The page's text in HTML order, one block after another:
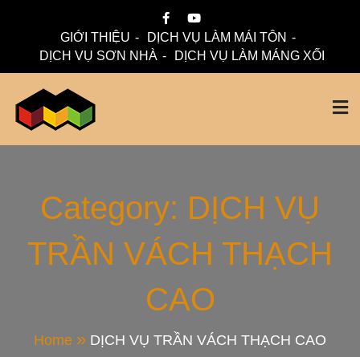
GIỚI THIỆU
DỊCH VỤ LÀM MÁI TÔN
DỊCH VỤ SƠN NHÀ
DỊCH VỤ LÀM MÁNG XỐI
Thi Công Mái Tôn,
Máng Xối Chuyên
Nghiệp – Mái Nhà
Category: DỊCH VỤ
TRẦN VÁCH THẠCH
CAO
Home DỊCH VỤ TRẦN VÁCH THẠCH CAO